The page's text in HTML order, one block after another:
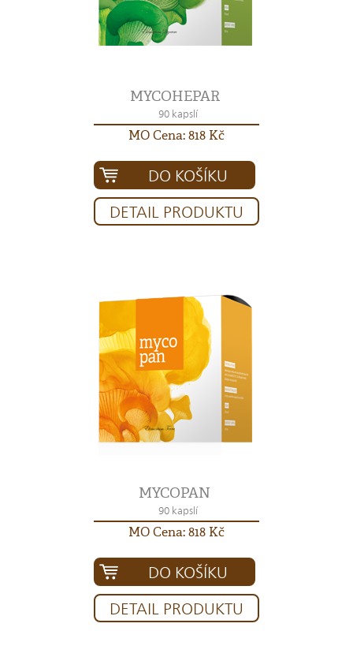
MYCOHEPAR
90 kapslí
MO Cena: 818 Kč
DO KOŠÍKU
DETAIL PRODUKTU
MYCOPAN
90 kapslí
MO Cena: 818 Kč
DO KOŠÍKU
DETAIL PRODUKTU